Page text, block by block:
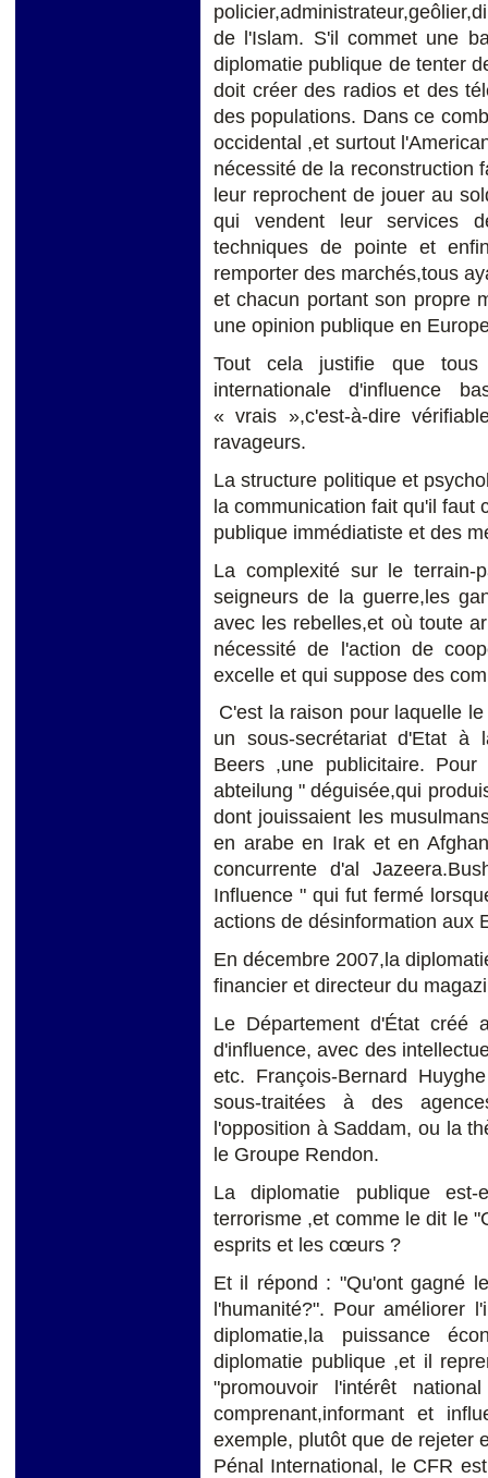
de l'Islam. S'il commet une
diplomatie publique de tenter
doit créer des radios et des
des populations. Dans ce
occidental ,et surtout
nécessité de la reconstruction
leur reprochent de jouer au
qui vendent leur services
techniques de pointe et
remporter des marchés,tous
et chacun portant son propre
une opinion publique en
Tout cela justifie que tous
internationale d'influence
« vrais »,c'est-à-dire
ravageurs.
La structure politique et
la communication fait qu'il faut
publique immédiatiste et des
La complexité sur le
seigneurs de la guerre,les
avec les rebelles,et où toute
nécessité de l'action de
excelle et qui suppose des
C'est la raison pour laquelle
un sous-secrétariat d'Etat à
Beers ,une publicitaire.
abteilung " déguisée,qui
dont jouissaient les
en arabe en Irak et en
concurrente d'al
Influence " qui fut fermé
actions de désinformation aux
En décembre 2007,la
financier et directeur du
Le Département d'État créé
d'influence, avec des
etc. François-Bernard
sous-traitées à des
l'opposition à Saddam, ou la
le Groupe Rendon.
La diplomatie publique
terrorisme ,et comme le dit le
esprits et les cœurs ?
Et il répond : "Qu'ont gagné
l'humanité?". Pour améliorer
diplomatie,la puissance
diplomatie publique ,et il
"promouvoir l'intérêt
comprenant,informant et
exemple, plutôt que de rejeter
Pénal International, le CFR